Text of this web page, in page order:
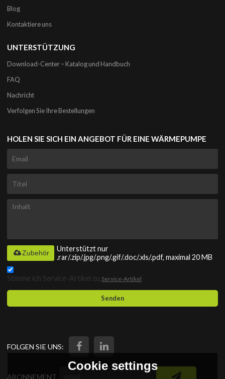
Blog
Kontaktiere uns
UNTERSTÜTZUNG
Download-Center – Katalog und Handbuch
FAQ
Nachricht
Verfolgen Sie Ihre Bestellungen
HOLEN SIE SICH EIN ANGEBOT FÜR EINE WÄRMEPUMPE
Unterstützt nur
.rar/.zip/.jpg/.png/.gif/.doc/.xls/.pdf, maximal 20 MB
Zubehör
Stimme ich Service-Artikel zu, Service-Artikel
Senden
FOLGEN SIE UNS:
ABONNEMENT
Cookie settings